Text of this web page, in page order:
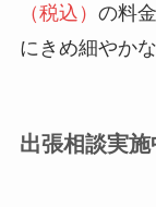
（税込） の料
にきめ細やか
出張相談実施